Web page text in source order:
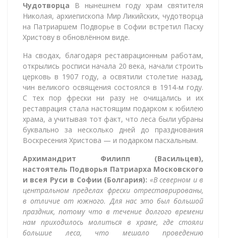
Чудотворца
В нынешнем году храм святителя
Николая, архиепископа Мир Ликийских, чудотворца
на Патриаршем Подворье в Софии встретил Пасху
Христову в обновлённом виде.
На сводах, благодаря реставрационным работам,
открылись росписи начала 20 века, начали строить
церковь в 1907 году, а освятили столетие назад,
чин великого освящения состоялся в 1914-м году.
С тех пор фрески ни разу не очищались и их
реставрация стала настоящим подарком к юбилею
храма, а учитывая тот факт, что леса были убраны
буквально за несколько дней до празднования
Воскресения Христова — и подарком пасхальным.
Архимандрит Филипп (Васильцев),
настоятель Подворья Патриарха Московского
и всея Руси в Софии (Болгария): «В северном и в
центральном пределах фрески отреставрированы,
в отличие от южного. Для нас это был большой
праздник, потому что в течение долгого времени
нам приходилось молиться в храме, где стояли
большие леса, что мешало проведению